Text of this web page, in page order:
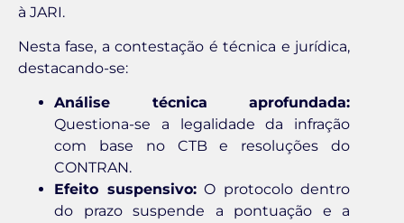
à JARI.
Nesta fase, a contestação é técnica e jurídica,
destacando-se:
Análise técnica aprofundada:
Questiona-se a legalidade da infração
com base no CTB e resoluções do
CONTRAN.
Efeito suspensivo:O protocolo dentro
do prazo suspende a pontuação e a